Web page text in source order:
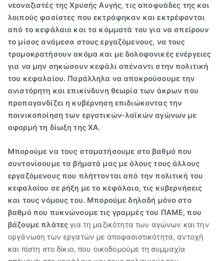
νεοναζιστές της Χρυσής Αυγής, τις αποφυάδες της και
λοιπούς φασίστες που εκτράφηκαν και εκτρέφονται
από το κεφάλαιο και τα κόμματά του για να σπείρουν
το μίσος ανάμεσα στους εργαζόμενους, να τους
τρομοκρατήσουν ακόμα και με δολοφονικές ενέργειες
για να μην σηκώσουν κεφάλι απέναντι στην πολιτική
του κεφαλαίου. Παράλληλα να αποκρούσουμε την
ανιστόρητη και επικίνδυνη θεωρία των άκρων που
προπαγανδίζει η κυβέρνηση επιδιώκοντας την
ποινικοποίηση των εργατικών-λαϊκών αγώνων με
αφορμή τη δίωξη της ΧΑ.
Μπορούμε να τους σταματήσουμε στο βαθμό που
συντονίσουμε τα βήματά μας με όλους τους άλλους
εργαζόμενους που πλήττονται από την πολιτική του
κεφαλαίου σε ρήξη με το κεφάλαιο, τις κυβερνήσεις
και τους νόμους του. Μπορούμε δηλαδή μόνο στο
βαθμό που πυκνώνουμε τις γραμμές του ΠΑΜΕ, που
βάζουμε πλάτες για τη μαζικότητα των αγώνων και την
οργάνωση των εργατών με αποφασιστικότητα, αντοχή
και πίστη στο δίκιο, που οικοδομούμε τη συμμαχία